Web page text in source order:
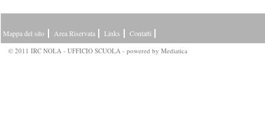
Mappa del sito Area Riservata Links Contatti
© 2011 IRC NOLA - UFFICIO SCUOLA - powered by Mediatica